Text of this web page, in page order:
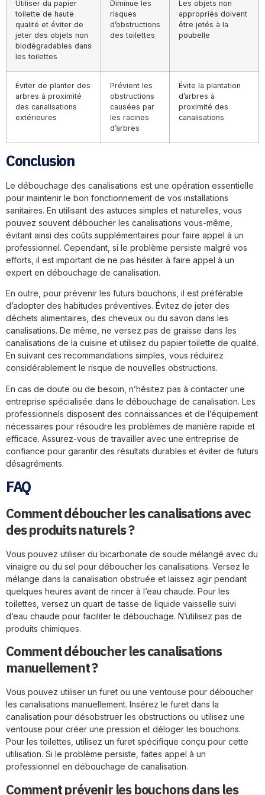
Utiliser du papier
toilette de haute
qualité et éviter de
jeter des objets non
biodégradables dans
les toilettes
Diminue les
risques
d’obstructions
des toilettes
Les objets non
appropriés doivent
être jetés à la
poubelle
Éviter de planter des
arbres à proximité
des canalisations
extérieures
Prévient les
obstructions
causées par
les racines
d’arbres
Évite la plantation
d’arbres à
proximité des
canalisations
Conclusion
Le débouchage des canalisations est une opération essentielle
pour maintenir le bon fonctionnement de vos installations
sanitaires. En utilisant des astuces simples et naturelles, vous
pouvez souvent déboucher les canalisations vous-même,
évitant ainsi des coûts supplémentaires pour faire appel à un
professionnel. Cependant, si le problème persiste malgré vos
efforts, il est important de ne pas hésiter à faire appel à un
expert en débouchage de canalisation.
En outre, pour prévenir les futurs bouchons, il est préférable
d’adopter des habitudes préventives. Évitez de jeter des
déchets alimentaires, des cheveux ou du savon dans les
canalisations. De même, ne versez pas de graisse dans les
canalisations de la cuisine et utilisez du papier toilette de qualité.
En suivant ces recommandations simples, vous réduirez
considérablement le risque de nouvelles obstructions.
En cas de doute ou de besoin, n’hésitez pas à contacter une
entreprise spécialisée dans le débouchage de canalisation. Les
professionnels disposent des connaissances et de l’équipement
nécessaires pour résoudre les problèmes de manière rapide et
efficace. Assurez-vous de travailler avec une entreprise de
confiance pour garantir des résultats durables et éviter de futurs
désagréments.
FAQ
Comment déboucher les canalisations avec
des produits naturels ?
Vous pouvez utiliser du bicarbonate de soude mélangé avec du
vinaigre ou du sel pour déboucher les canalisations. Versez le
mélange dans la canalisation obstruée et laissez agir pendant
quelques heures avant de rincer à l’eau chaude. Pour les
toilettes, versez un quart de tasse de liquide vaisselle suivi
d’eau chaude pour faciliter le débouchage. N’utilisez pas de
produits chimiques.
Comment déboucher les canalisations
manuellement ?
Vous pouvez utiliser un furet ou une ventouse pour déboucher
les canalisations manuellement. Insérez le furet dans la
canalisation pour désobstruer les obstructions ou utilisez une
ventouse pour créer une pression et déloger les bouchons.
Pour les toilettes, utilisez un furet spécifique conçu pour cette
utilisation. Si le problème persiste, faites appel à un
professionnel en débouchage de canalisation.
Comment prévenir les bouchons dans les